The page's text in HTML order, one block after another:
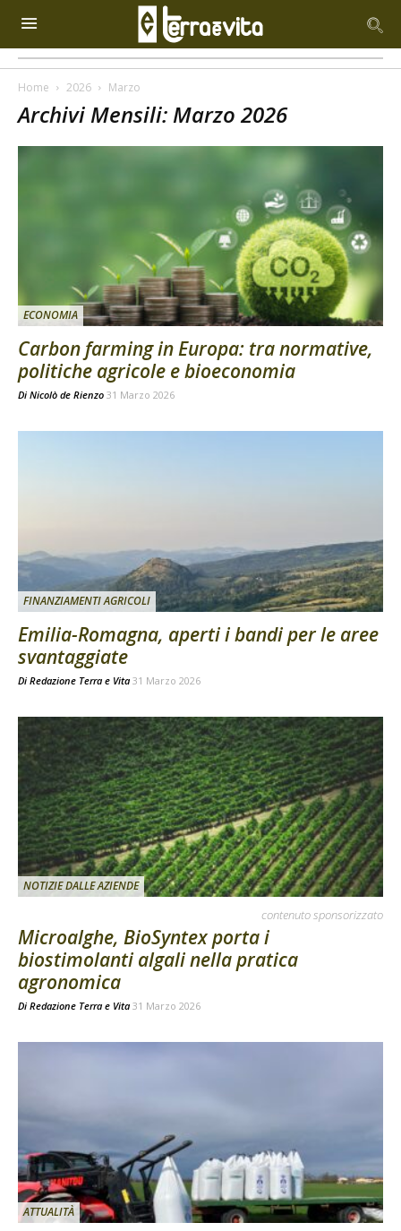
Home 2026 Marzo
Archivi Mensili: Marzo 2026
ECONOMIA
Carbon farming in Europa: tra normative,
politiche agricole e bioeconomia
Di Nicolò de Rienzo 31 Marzo 2026
FINANZIAMENTI AGRICOLI
Emilia-Romagna, aperti i bandi per le aree
svantaggiate
Di Redazione Terra e Vita 31 Marzo 2026
NOTIZIE DALLE AZIENDE
contenuto sponsorizzato
Microalghe, BioSyntex porta i
biostimolanti algali nella pratica
agronomica
Di Redazione Terra e Vita 31 Marzo 2026
ATTUALITÀ